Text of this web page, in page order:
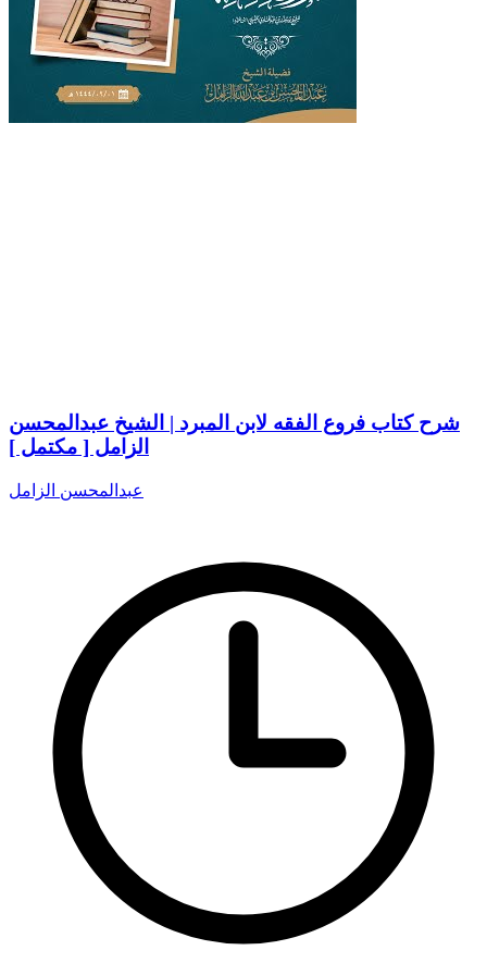
شرح كتاب فروع الفقه لابن المبرد | الشيخ عبدالمحسن
الزامل [ مكتمل ]
عبدالمحسن الزامل